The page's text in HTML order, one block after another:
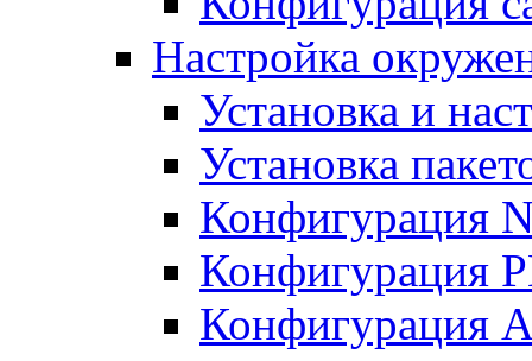
Настройка
Установка и
Установка
Конфигурация
Конфигурация
Конфигурация